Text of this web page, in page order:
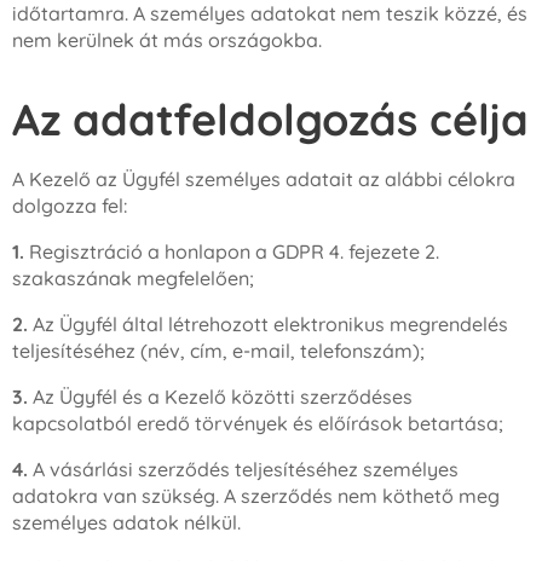
időtartamra. A személyes adatokat nem teszik közzé, és
nem kerülnek át más országokba.
Az adatfeldolgozás célja
A Kezelő az Ügyfél személyes adatait az alábbi célokra
dolgozza fel:
1. Regisztráció a honlapon a GDPR 4. fejezete 2.
szakaszának megfelelően;
2. Az Ügyfél által létrehozott elektronikus megrendelés
teljesítéséhez (név, cím, e-mail, telefonszám);
3. Az Ügyfél és a Kezelő közötti szerződéses
kapcsolatból eredő törvények és előírások betartása;
4. A vásárlási szerződés teljesítéséhez személyes
adatokra van szükség. A szerződés nem köthető meg
személyes adatok nélkül.